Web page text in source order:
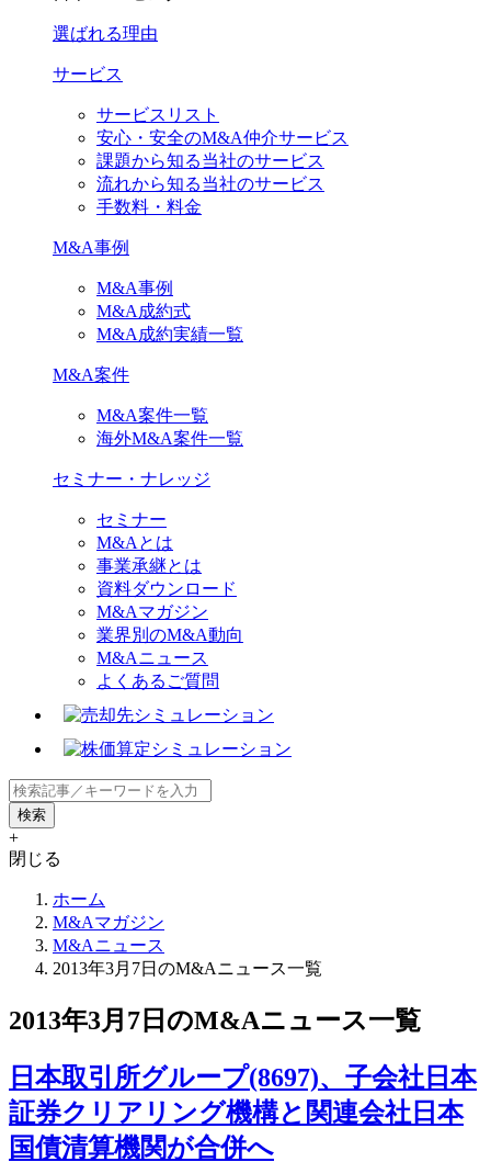
選ばれる理由
サービス
サービスリスト
安心・安全のM&A仲介サービス
課題から知る当社のサービス
流れから知る当社のサービス
手数料・料金
M&A事例
M&A事例
M&A成約式
M&A成約実績一覧
M&A案件
M&A案件一覧
海外M&A案件一覧
セミナー・ナレッジ
セミナー
M&Aとは
事業承継とは
資料ダウンロード
M&Aマガジン
業界別のM&A動向
M&Aニュース
よくあるご質問
+
閉じる
ホーム
M&Aマガジン
M&Aニュース
2013年3月7日のM&Aニュース一覧
2013年3月7日のM&Aニュース一覧
日本取引所グループ(8697)、子会社日本
証券クリアリング機構と関連会社日本
国債清算機関が合併へ